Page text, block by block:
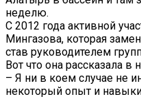
неделю.
С 2012 года активной
Мингазова, которая
став руководителем
Вот что она рассказала в
– Я ни в коем случае не
некоторый опыт и